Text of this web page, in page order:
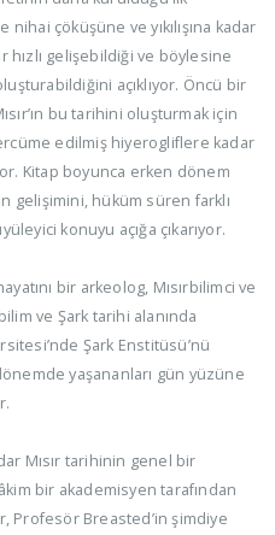
çöküşüne ve yıkılışına kadar
hızlı gelişebildiği ve böylesine
açıklıyor. Öncü bir
bu tarihini oluşturmak için
edilmiş hiyerogliflere kadar
Kitap boyunca erken dönem
gelişimini, hüküm süren farklı
konuyu açığa çıkarıyor.
bir arkeolog, Mısırbilimci ve
ve Şark tarihi alanında
Şark Enstitüsü’nü
yaşananları gün yüzüne
Mısır tarihinin genel bir
bir akademisyen tarafından
Profesör Breasted’in şimdiye